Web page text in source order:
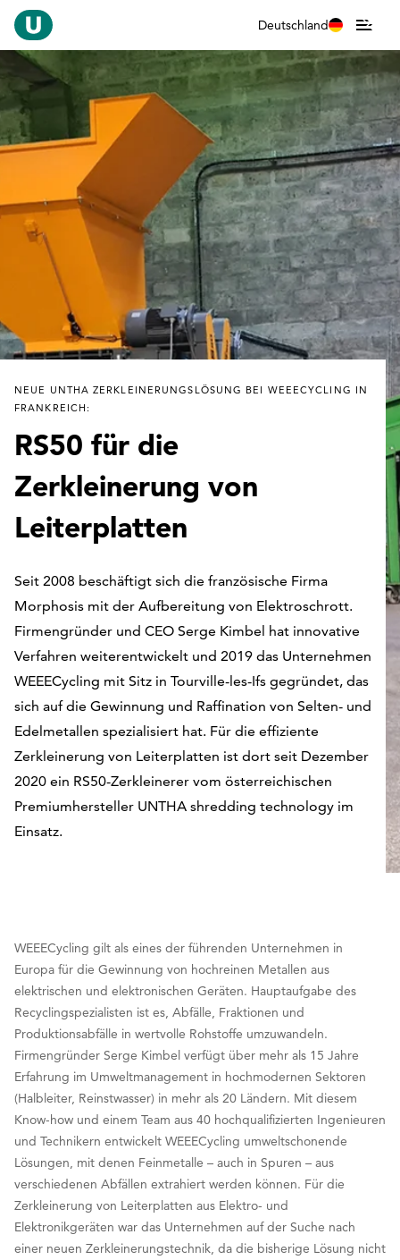
Deutschland
NEUE UNTHA ZERKLEINERUNGSLÖSUNG BEI WEEECYCLING IN
FRANKREICH:
RS50 für die
Zerkleinerung von
Leiterplatten
Seit 2008 beschäftigt sich die französische Firma
Morphosis mit der Aufbereitung von Elektroschrott.
Firmengründer und CEO Serge Kimbel hat innovative
Verfahren weiterentwickelt und 2019 das Unternehmen
WEEECycling mit Sitz in Tourville-les-Ifs gegründet, das
sich auf die Gewinnung und Raffination von Selten- und
Edelmetallen spezialisiert hat. Für die effiziente
Zerkleinerung von Leiterplatten ist dort seit Dezember
2020 ein RS50-Zerkleinerer vom österreichischen
Premiumhersteller UNTHA shredding technology im
Einsatz.
WEEECycling gilt als eines der führenden Unternehmen in
Europa für die Gewinnung von hochreinen Metallen aus
elektrischen und elektronischen Geräten. Hauptaufgabe des
Recyclingspezialisten ist es, Abfälle, Fraktionen und
Produktionsabfälle in wertvolle Rohstoffe umzuwandeln.
Firmengründer Serge Kimbel verfügt über mehr als 15 Jahre
Erfahrung im Umweltmanagement in hochmodernen Sektoren
(Halbleiter, Reinstwasser) in mehr als 20 Ländern. Mit diesem
Know-how und einem Team aus 40 hochqualifizierten Ingenieuren
und Technikern entwickelt WEEECycling umweltschonende
Lösungen, mit denen Feinmetalle – auch in Spuren – aus
verschiedenen Abfällen extrahiert werden können. Für die
Zerkleinerung von Leiterplatten aus Elektro- und
Elektronikgeräten war das Unternehmen auf der Suche nach
einer neuen Zerkleinerungstechnik, da die bisherige Lösung nicht